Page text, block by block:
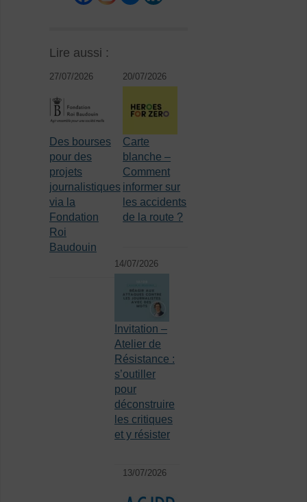
Lire aussi :
27/07/2026
Des bourses
pour des
projets
journalistiques
via la
Fondation
Roi
Baudouin
20/07/2026
Carte
blanche –
Comment
informer sur
les accidents
de la route ?
14/07/2026
Invitation –
Atelier de
Résistance :
s’outiller
pour
déconstruire
les critiques
et y résister
13/07/2026